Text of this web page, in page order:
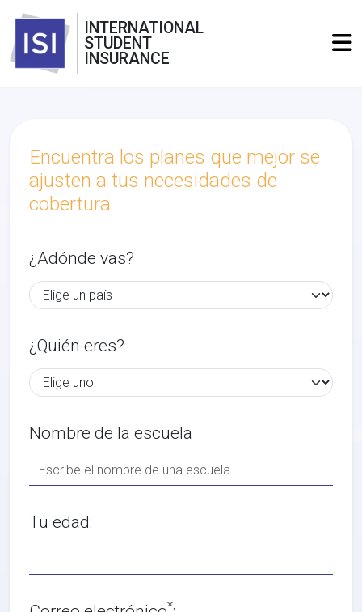
INTERNATIONAL
STUDENT
INSURANCE
Encuentra los planes que mejor se
ajusten a tus necesidades de
cobertura
¿Adónde vas?
¿Quién eres?
Nombre de la escuela
Tu edad:
*